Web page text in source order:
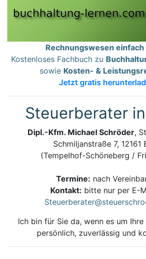
Rechnungswesen
Kostenloses Fachbuch zu
sowie Kosten- &
Jetzt gratis
Steuerberater
Dipl.-Kfm. Michael Schröder,
Schmiljanstraße 7, 12161
(Tempelhof-Schöneberg /
Termine: nach
Kontakt: bitte nur per E-
Ich bin für Sie da, wenn es um
persönlich, zuverlässig und